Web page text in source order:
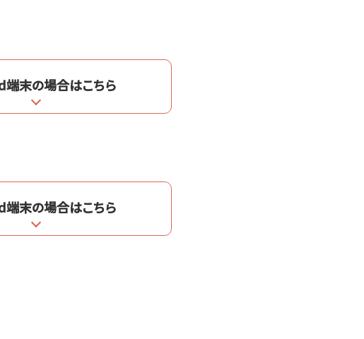
端末の場合はこちら
端末の場合はこちら